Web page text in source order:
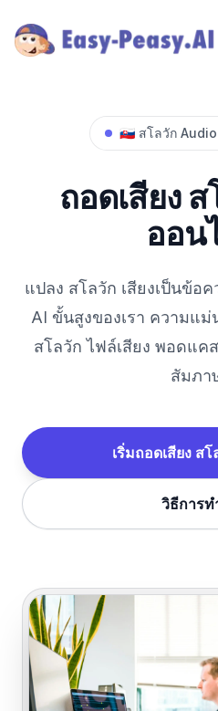
🇸🇰 สโลวัก
ถอดเสียง ส
ออน
แปลง สโลวัก เสียงเป็นข้อ
AI ขั้นสูงของเรา ความแ
สโลวัก ไฟล์เสียง พอดแค
สัมภ
เริ่มถอดเสียง สโ
วิธีการท